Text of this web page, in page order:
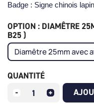
Badge : Signe chinois lapin
OPTION : DIAMÊTRE
B25 )
QUANTITÉ